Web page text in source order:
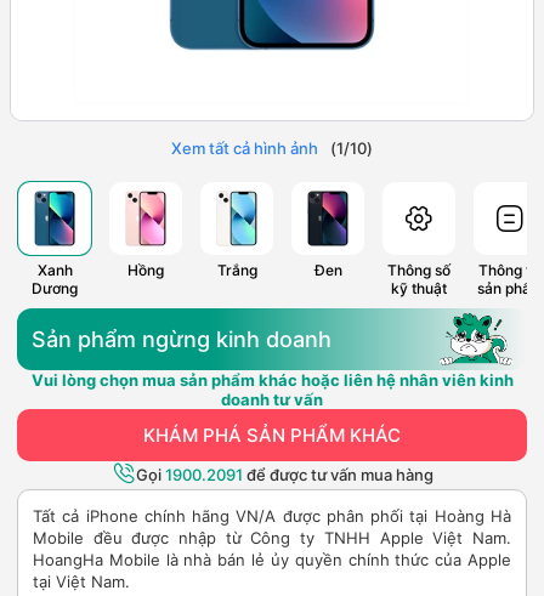
Xem tất cả hình ảnh (1/10)
Xanh
Dương
Hồng Trắng Đen
Thông số
kỹ thuật
Thông tin
sản phẩm
Sản phẩm ngừng kinh doanh
Vui lòng chọn mua sản phẩm khác hoặc liên hệ nhân viên kinh
doanh tư vấn
KHÁM PHÁ SẢN PHẨM KHÁC
Gọi1900.2091 để được tư vấn mua hàng
Tất cả iPhone chính hãng VN/A được phân phối tại Hoàng Hà
Mobile đều được nhập từ Công ty TNHH Apple Việt Nam.
HoangHa Mobile là nhà bán lẻ ủy quyền chính thức của Apple
tại Việt Nam.